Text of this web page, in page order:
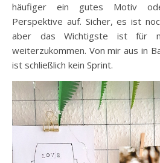
häufiger ein gutes Motiv
Perspektive auf. Sicher, es ist
aber das Wichtigste ist für
weiterzukommen. Von mir aus in
ist schließlich kein Sprint.